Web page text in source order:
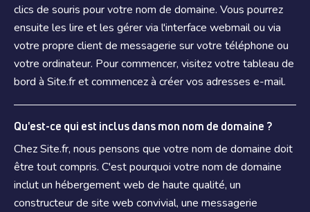
clics de souris pour votre nom de domaine. Vous pourrez
ensuite les lire et les gérer via l'interface webmail ou via
votre propre client de messagerie sur votre téléphone ou
votre ordinateur. Pour commencer, visitez votre tableau de
bord à Site.fr et commencez à créer vos adresses e-mail.
Qu'est-ce qui est inclus dans mon nom de domaine ?
Chez Site.fr, nous pensons que votre nom de domaine doit
être tout compris. C'est pourquoi votre nom de domaine
inclut un hébergement web de haute qualité, un
constructeur de site web convivial, une messagerie